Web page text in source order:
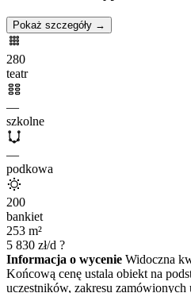
Pokaż szczegóły →
280
teatr
—
szkolne
—
podkowa
200
bankiet
253 m²
5 830 zł/d ?
Informacja o wycenie Widoczna
Końcową cenę ustala obiekt na
uczestników, zakresu zamówionych